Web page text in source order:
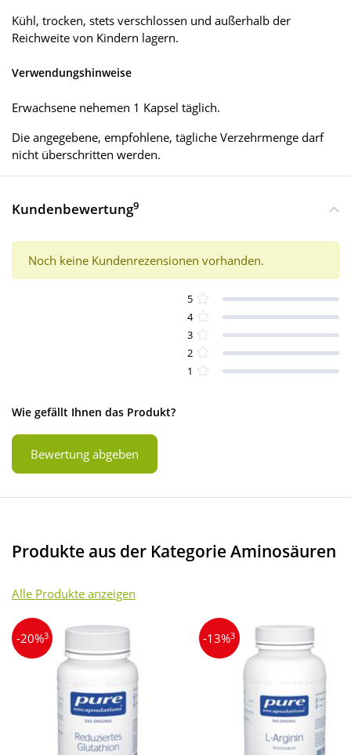
Kühl, trocken, stets verschlossen und außerhalb der
Reichweite von Kindern lagern.
Verwendungshinweise
Erwachsene nehemen 1 Kapsel täglich.
Die angegebene, empfohlene, tägliche Verzehrmenge darf
nicht überschritten werden.
Kundenbewertung9
Noch keine Kundenrezensionen vorhanden.
5
4
3
2
1
Wie gefällt Ihnen das Produkt?
Bewertung abgeben
Produkte aus der Kategorie Aminosäuren
Alle Produkte anzeigen
-20%3 -13%3